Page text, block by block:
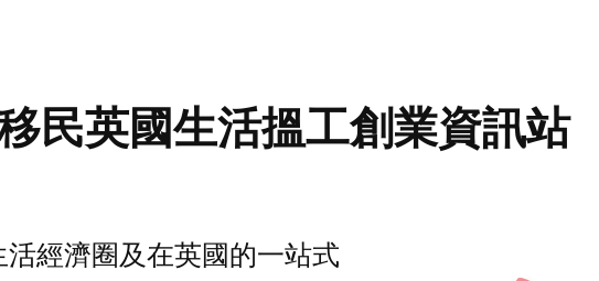
民英國生活搵工創業資訊站
經濟圈及在英國的一站式